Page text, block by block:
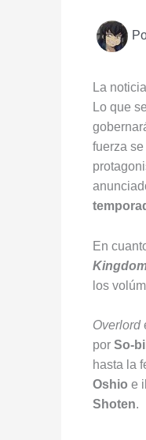
La
Lo que
fuerza
En
los
Overlord
por So-
hasta la
Oshio e
Shoten.